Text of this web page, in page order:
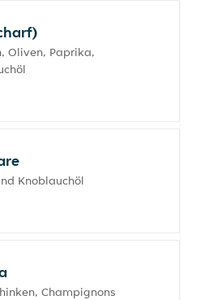
Oliven, Paprika,
Knoblauchöl
Champignons